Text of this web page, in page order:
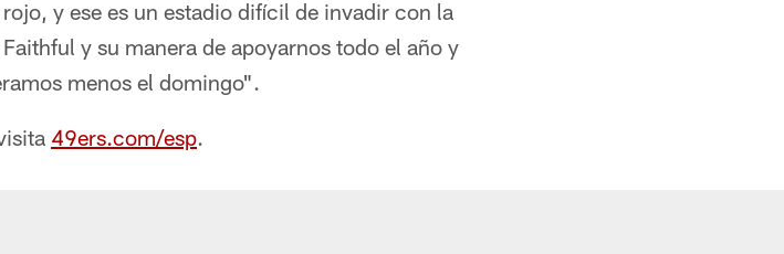
y ese es un estadio difícil de invadir con la
y su manera de apoyarnos todo el año y
menos el domingo".
49ers.com/esp.